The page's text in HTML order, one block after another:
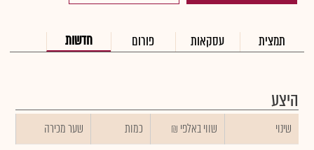
תמצית עסקאות פורום חדשות
היצע
שינוי ₪ שווי באלפי כמות
שער מכירה